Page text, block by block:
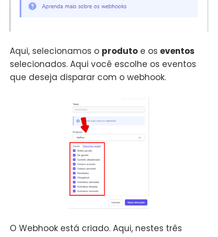
Aqui, selecionamos o produto e os eventos
selecionados. Aqui você escolhe os eventos
que deseja disparar com o webhook.
O Webhook está criado. Aqui, nestes três